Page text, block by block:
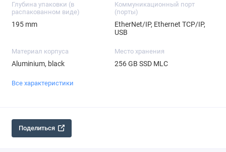
Глубина упаковки (в
распакованном виде)
195 mm
Коммуникационный порт
(порты)
EtherNet/IP, Ethernet TCP/IP,
USB
Материал корпуса
Aluminium, black
Место хранения
256 GB SSD MLC
Все характеристики
Поделиться